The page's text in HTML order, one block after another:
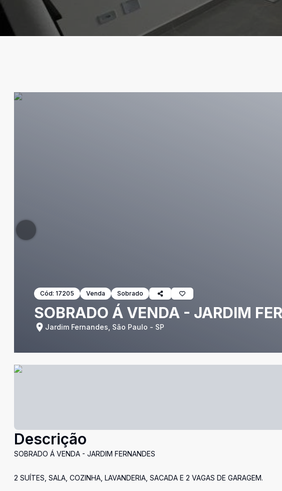
Cód: 17205 Venda Sobrado
SOBRADO Á VENDA - JARDIM
Jardim Fernandes, São Paulo - SP
Descrição
SOBRADO Á VENDA - JARDIM FERNANDES
2 SUÍTES, SALA, COZINHA, LAVANDERIA, SACADA E 2 VAGAS DE GARAGEM.